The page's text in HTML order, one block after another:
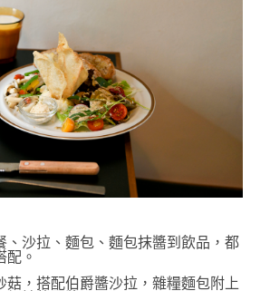
、沙拉、麵包、麵包抹醬到飲品，都
配。
菇，搭配伯爵醬沙拉，雜糧麵包附上